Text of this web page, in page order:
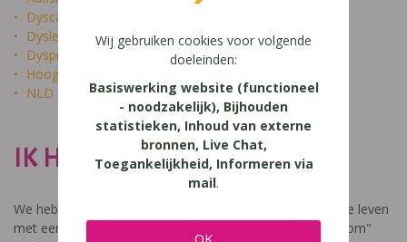
Dyscalculie
Dyslexie
Dyspraxie
Hoogbegaafdheid
NLD
IK HEET NIET DOM
We hebben een video gemaakt die toont hoe het is om te leven
met een leerstoornis. De film met als titel: "Ik heet niet dom"
Wij gebruiken cookies voor volgende
doeleinden:
Basiswerking website (functioneel
- noodzakelijk), Bijhouden
statistieken, Inhoud van externe
bronnen, Live Chat,
Toegankelijkheid, Informeren via
mail.
OK